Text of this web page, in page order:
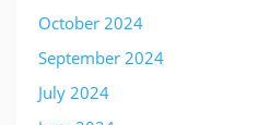
October 2024
September 2024
July 2024